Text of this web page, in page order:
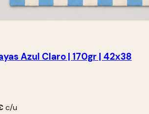
Azul Claro | 170gr | 42x38
c/u